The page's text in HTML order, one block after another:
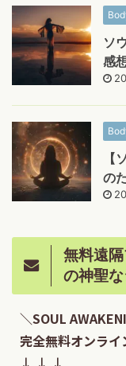
ソ
感
【
の
無料遠
の神聖
＼SOUL
完全無料オンラ